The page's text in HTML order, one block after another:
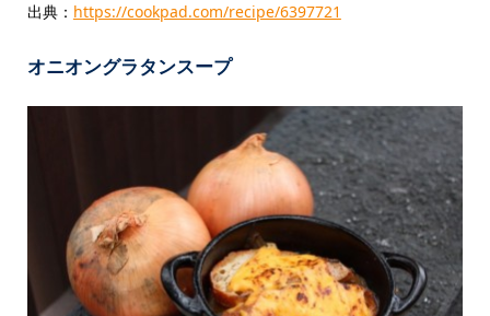
出典： https://cookpad.com/recipe/6397721
オニオングラタンスープ